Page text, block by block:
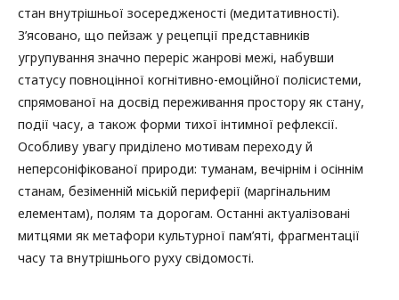
стан внутрішньої зосередженості (медитативності).
З’ясовано, що пейзаж у рецепції представників
угрупування значно переріс жанрові межі, набувши
статусу повноцінної когнітивно-емоційної полісистеми,
спрямованої на досвід переживання простору як стану,
події часу, а також форми тихої інтимної рефлексії.
Особливу увагу приділено мотивам переходу й
неперсоніфікованої природи: туманам, вечірнім і осіннім
станам, безіменній міській периферії (маргінальним
елементам), полям та дорогам. Останні актуалізовані
митцями як метафори культурної пам’яті, фрагментації
часу та внутрішнього руху свідомості.